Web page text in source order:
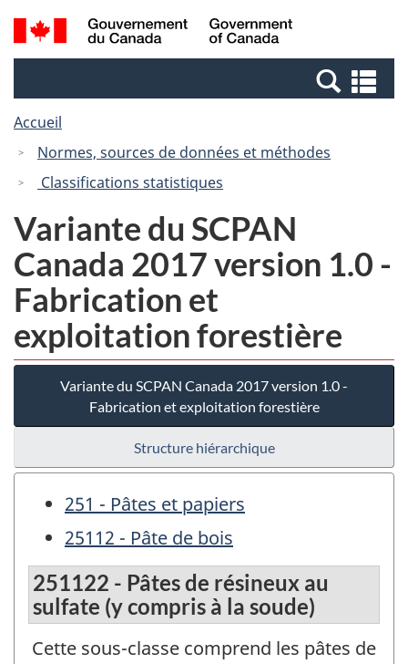
Passer
au
Passer
à
Canada
Recherche
et
et
Accueil
Normes, sources de données et méthodes
Classifications statistiques
Variante du SCPAN
Canada 2017 version 1.0 -
Fabrication et
exploitation forestière
Variante du SCPAN Canada 2017 version 1.0 -
Fabrication et exploitation forestière
Structure hiérarchique
251 - Pâtes et papiers
25112 - Pâte de bois
251122 - Pâtes de résineux au
sulfate (y compris à la soude)
Cette sous-classe comprend les pâtes de